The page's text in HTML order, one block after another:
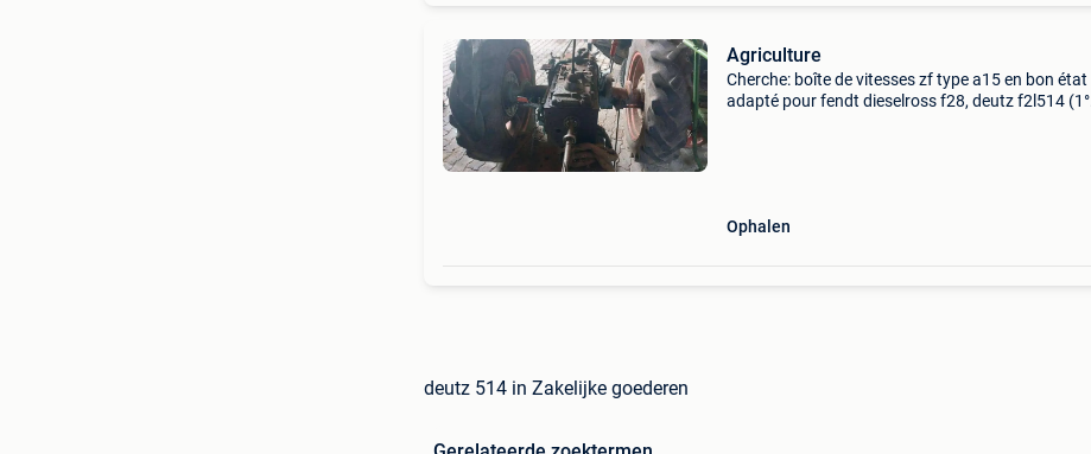
Agriculture
Cherche: boîte de vitesses zf type a15 en bon état
adapté pour fendt dieselross f28, deutz f2l514 (1°
Ophalen
deutz 514 in Zakelijke goederen